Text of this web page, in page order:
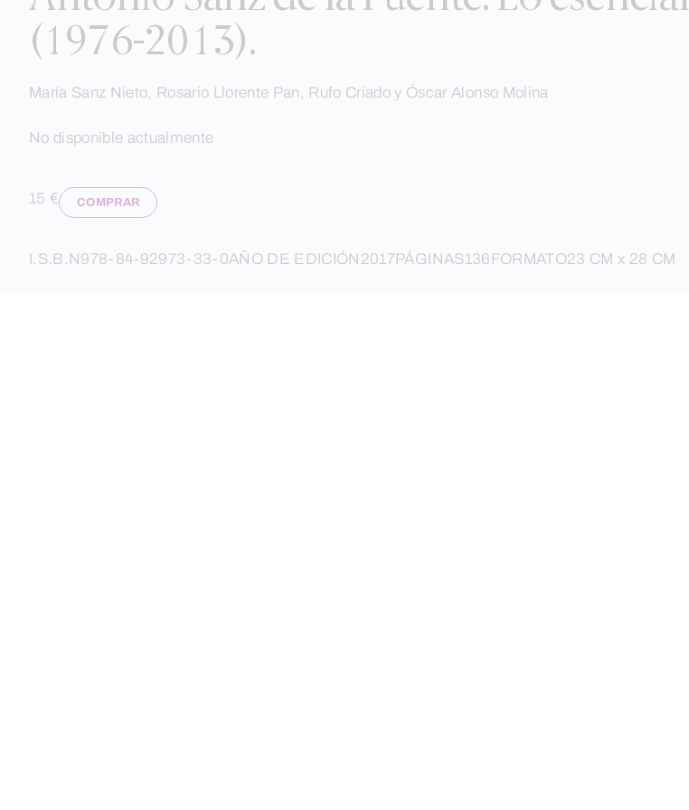
(1976-2013).
María Sanz Nieto, Rosario Llorente Pan, Rufo Criado y Óscar Alonso Molina
No disponible actualmente
15 € COMPRAR
I.S.B.N 978-84-92973-33-0AÑO DE EDICIÓN 2017PÁGINAS136 FORMATO23 CM x 28 CM